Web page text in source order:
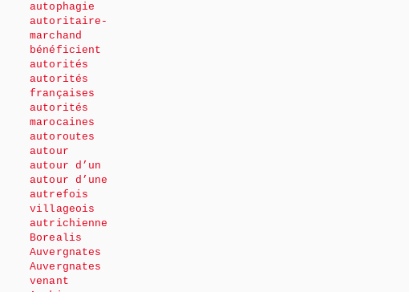
autophagie
autoritaire-
marchand
bénéficient
autorités
autorités
françaises
autorités
marocaines
autoroutes
autour
autour d’un
autour d’une
autrefois
villageois
autrichienne
Borealis
Auvergnates
Auvergnates
venant